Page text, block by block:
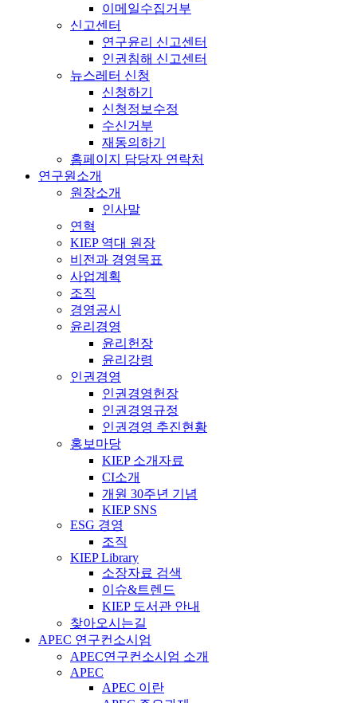
이메일수집거부
신고센터
연구윤리 신고센터
인권침해 신고센터
뉴스레터 신청
신청하기
신청정보수정
수신거부
재동의하기
홈페이지 담당자 연락처
연구원소개
원장소개
인사말
연혁
KIEP 역대 원장
비전과 경영목표
사업계획
조직
경영공시
윤리경영
윤리헌장
윤리강령
인권경영
인권경영헌장
인권경영규정
인권경영 추진현황
홍보마당
KIEP 소개자료
CI소개
개원 30주년 기념
KIEP SNS
ESG 경영
조직
KIEP Library
소장자료 검색
이슈&트렌드
KIEP 도서관 안내
찾아오시는길
APEC 연구컨소시엄
APEC연구컨소시엄 소개
APEC
APEC 이란